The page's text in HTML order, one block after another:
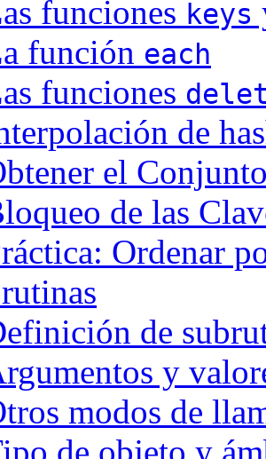
funciones keys
función each
funciones
de
el
de las
Ordenar
de
y
modos de
de objeto y